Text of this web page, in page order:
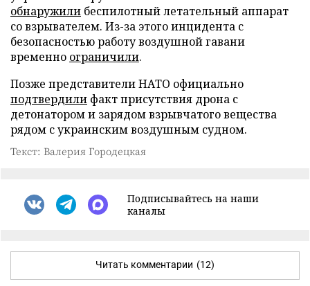
обнаружили беспилотный летательный аппарат
со взрывателем. Из-за этого инцидента с
безопасностью работу воздушной гавани
временно ограничили.
Позже представители НАТО официально
подтвердили факт присутствия дрона с
детонатором и зарядом взрывчатого вещества
рядом с украинским воздушным судном.
Текст: Валерия Городецкая
Подписывайтесь на наши
каналы
Читать комментарии (12)